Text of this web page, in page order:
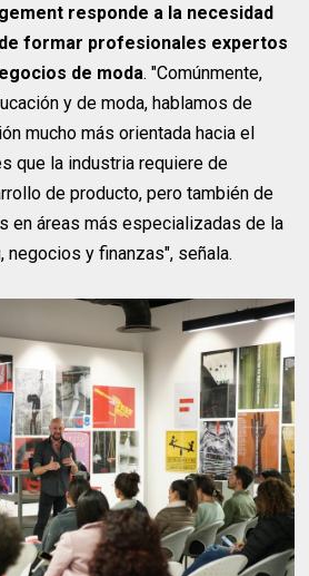
responde a la necesidad
formar profesionales expertos
de moda. "Comúnmente,
y de moda, hablamos de
mucho más orientada hacia el
que la industria requiere de
de producto, pero también de
en áreas más especializadas de la
negocios y finanzas", señala.